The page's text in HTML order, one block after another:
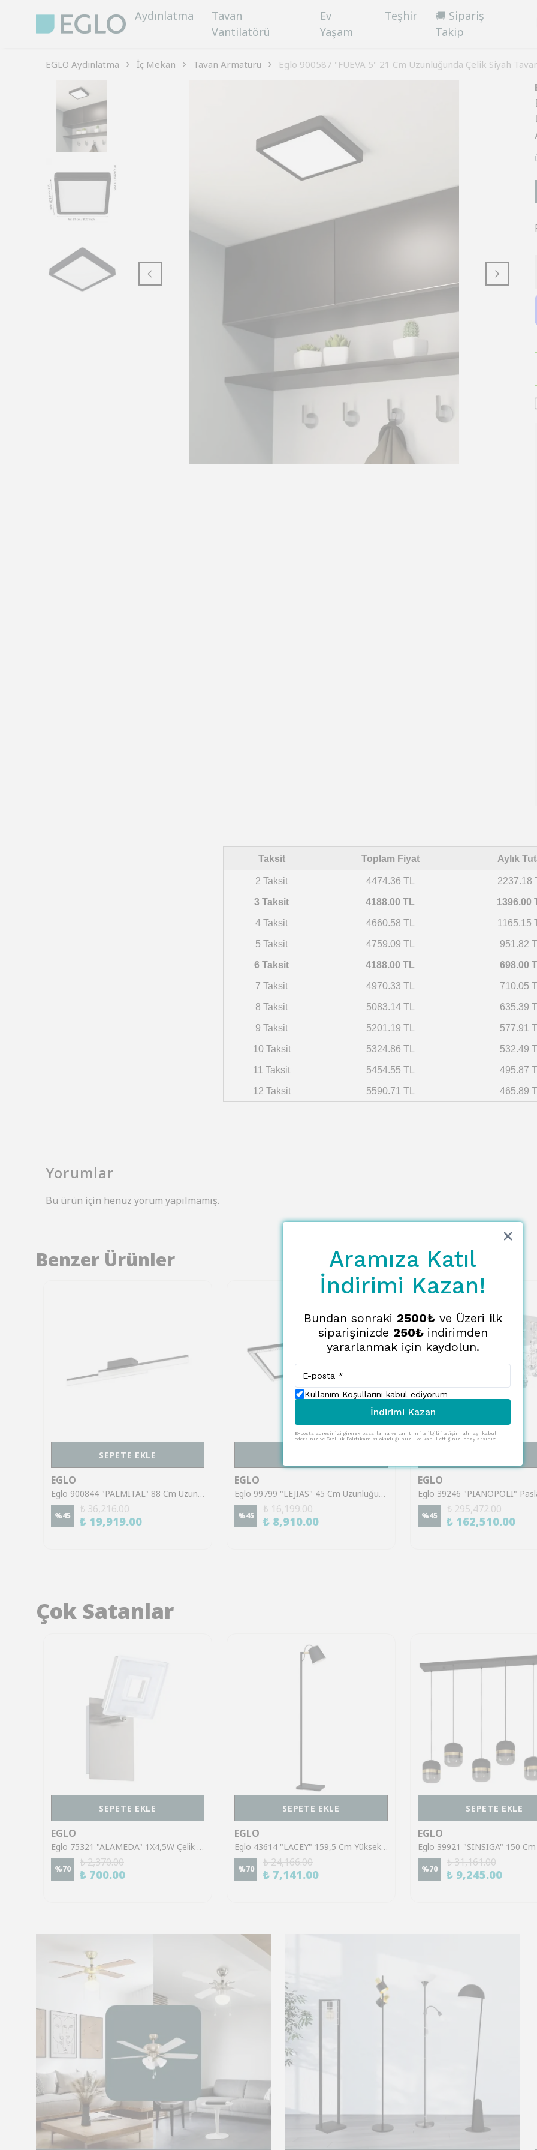
Aydınlatma
Tavan
Vantilatörü
Ev
Yaşam
Teşhir
🚚 Sipariş
Takip
EGLO Aydınlatma İç Mekan Tavan Armatürü Eglo 900587 "FUEVA 5" 21 Cm Uzunluğunda Çelik Siyah
Taksit Toplam Fiyat Aylık
2 Taksit 4474.36 TL 2237.18
3 Taksit 4188.00 TL 1396.00
4 Taksit 4660.58 TL 1165.15
5 Taksit 4759.09 TL 951.82
6 Taksit 4188.00 TL 698.00
7 Taksit 4970.33 TL 710.05
8 Taksit 5083.14 TL 635.39
9 Taksit 5201.19 TL 577.91
10 Taksit 5324.86 TL 532.49
11 Taksit 5454.55 TL 495.87
12 Taksit 5590.71 TL 465.89
Yorumlar
Bu ürün için henüz yorum yapılmamış.
Benzer Ürünler
SEPETE EKLE
EGLO
Eglo 900844 "PALMITAL" 88 Cm Uzunluğunda Alüminyum, Çelik Siyah Duvar Tavan Armatürü Ip44
%45
₺ 36,216.00
₺ 19,919.00
EGLO
Eglo 99799 "LEJIAS" 45 Cm Uzunluğunda Çelik Siyah Tavan Armatürü
%45
₺ 16,199.00
₺ 8,910.00
EGLO
%45
₺ 295,472.00
₺ 162,510.00
Çok Satanlar
SEPETE EKLE
EGLO
Eglo 75321 "ALAMEDA" 1X4,5W Çelik Nikel Mat Sıva Üstü Spot
%70
₺ 2,370.00
₺ 700.00
SEPETE EKLE
EGLO
Eglo 43614 "LACEY" 159,5 Cm Yüksekliğinde Çelik, Ahşap Köşe Lambası Lambader
%70
₺ 24,166.00
₺ 7,141.00
SEPETE EKLE
EGLO
%70
₺ 31,161.00
₺ 9,245.00
Aramıza Katıl
İndirimi Kazan!
Bundan sonraki 2500₺ve Üzeri ilk
siparişinizde 250₺ indirimden
yararlanmak için kaydolun.
Kullanım Koşullarını kabul ediyorum
İndirimi Kazan
E-posta adresinizi girerek pazarlama ve tanıtım ile ilgili iletişim almayı kabul
edersiniz ve Gizlilik Politikamızı okuduğunuzu ve kabul ettiğinizi onaylarsınız.